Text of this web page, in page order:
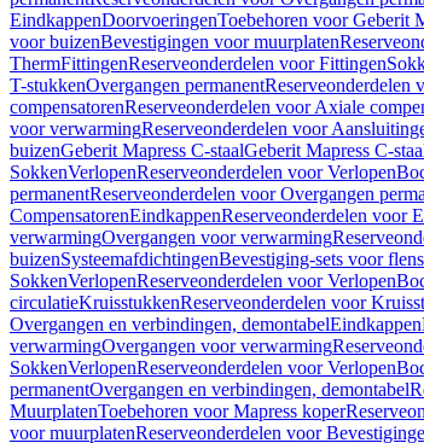
EindkappenDoorvoeringenToebehoren voor Geberit
voor buizenBevestigingen voor muurplaten
ThermFittingenReserveonderdelen voor Fittingen
T-stukkenOvergangen permanentReserveonderdelen
compensatorenReserveonderdelen voor Axiale
voor verwarmingReserveonderdelen voor
buizenGeberit Mapress C-staalGeberit Mapress C-
SokkenVerlopenReserveonderdelen voor Verlopen
permanentReserveonderdelen voor Overgangen
CompensatorenEindkappenReserveonderdelen voor
verwarmingOvergangen voor verwarming
buizenSysteemafdichtingenBevestiging-sets voor
SokkenVerlopenReserveonderdelen voor Verlopen
circulatieKruisstukkenReserveonderdelen voor
Overgangen en verbindingen, demontabelEindkappen
verwarmingOvergangen voor verwarming
SokkenVerlopenReserveonderdelen voor Verlopen
permanentOvergangen en verbindingen, demontabel
MuurplatenToebehoren voor Mapress koper
voor muurplatenReserveonderdelen voor